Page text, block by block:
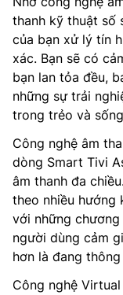
thanh kỹ thuật số
của bạn xử lý tín
xác. Bạn sẽ có
bạn lan tỏa đều,
những sự trải
trong trẻo và
Công nghệ âm
dòng Smart Tivi
âm thanh đa
theo nhiều hướng
với những
người dùng cảm
hơn là đang
Công nghệ